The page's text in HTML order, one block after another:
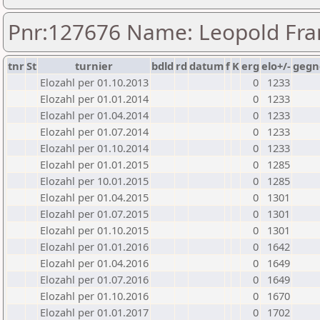
Pnr:127676 Name: Leopold
tnrSt turnier bdld rd datumf Kerg elo+/-
Elozahl per 01.10.2013
0
1233
Elozahl per 01.01.2014
0
1233
Elozahl per 01.04.2014
0
1233
Elozahl per 01.07.2014
0
1233
Elozahl per 01.10.2014
0
1233
Elozahl per 01.01.2015
0
1285
Elozahl per 10.01.2015
0
1285
Elozahl per 01.04.2015
0
1301
Elozahl per 01.07.2015
0
1301
Elozahl per 01.10.2015
0
1301
Elozahl per 01.01.2016
0
1642
Elozahl per 01.04.2016
0
1649
Elozahl per 01.07.2016
0
1649
Elozahl per 01.10.2016
0
1670
Elozahl per 01.01.2017
0
1702